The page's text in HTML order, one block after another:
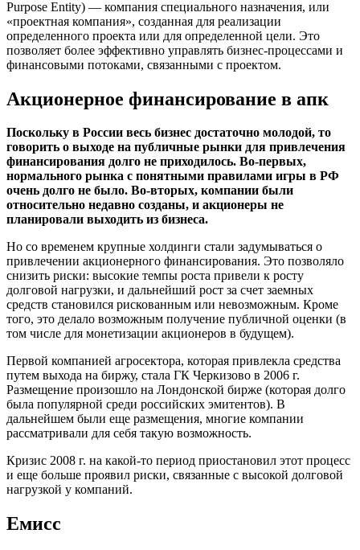
Purpose Entity) — компания специального назначения, или
«проектная компания», созданная для реализации
определенного проекта или для определенной цели. Это
позволяет более эффективно управлять бизнес-процессами и
финансовыми потоками, связанными с проектом.
Акционерное финансирование в апк
Поскольку в России весь бизнес достаточно молодой, то
говорить о выходе на публичные рынки для привлечения
финансирования долго не приходилось. Во-первых,
нормального рынка с понятными правилами игры в РФ
очень долго не было. Во-вторых, компании были
относительно недавно созданы, и акционеры не
планировали выходить из бизнеса.
Но со временем крупные холдинги стали задумываться о
привлечении акционерного финансирования. Это позволяло
снизить риски: высокие темпы роста привели к росту
долговой нагрузки, и дальнейший рост за счет заемных
средств становился рискованным или невозможным. Кроме
того, это делало возможным получение публичной оценки (в
том числе для монетизации акционеров в будущем).
Первой компанией агросектора, которая привлекла средства
путем выхода на биржу, стала ГК Черкизово в 2006 г.
Размещение произошло на Лондонской бирже (которая долго
была популярной среди российских эмитентов). В
дальнейшем были еще размещения, многие компании
рассматривали для себя такую возможность.
Кризис 2008 г. на какой-то период приостановил этот процесс
и еще больше проявил риски, связанные с высокой долговой
нагрузкой у компаний.
Емисс